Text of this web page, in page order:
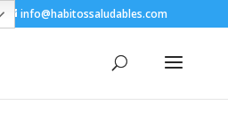
info@habitossaludables.com